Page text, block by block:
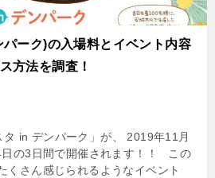
ーク)の入場料とイベント内容
方法を調査！
in デンパーク」が、 2019年11月
の3日間で開催されます！！ この
くさん感じられるようなイベント